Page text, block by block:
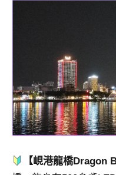
【峴港龍橋Dragon